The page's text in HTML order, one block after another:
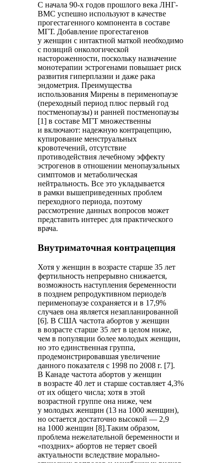
С начала 90-х годов прошлого века ЛНГ-
ВМС успешно используют в качестве
прогестагенного компонента в составе
МГТ. Добавление прогестагенов
у женщин с интактной маткой необходимо
с позиций онкологической
настороженности, поскольку назначение
монотерапии эстрогенами повышает риск
развития гиперплазии и даже рака
эндометрия. Преимущества
использования Мирены в перименопаузе
(переходный период плюс первый год
постменопаузы) и ранней постменопаузы
[1] в составе МГТ множественны
и включают: надежную контрацепцию,
купирование менструальных
кровотечений, отсутствие
противодействия лечебному эффекту
эстрогенов в отношении менопаузальных
симптомов и метаболическая
нейтральность. Все это укладывается
в рамки вышеприведенных проблем
переходного периода, поэтому
рассмотрение данных вопросов может
представить интерес для практического
врача.
Внутриматочная контрацепция
Хотя у женщин в возрасте старше 35 лет
фертильность непрерывно снижается,
возможность наступления беременности
в позднем репродуктивном периоде/в
перименопаузе сохраняется и в 17,9%
случаев она является незапланированной
[6]. В США частота абортов у женщин
в возрасте старше 35 лет в целом ниже,
чем в популяции более молодых женщин,
но это единственная группа,
продемонстрировавшая увеличение
данного показателя с 1998 по 2008 г. [7].
В Канаде частота абортов у женщин
в возрасте 40 лет и старше составляет 4,3%
от их общего числа; хотя в этой
возрастной группе она ниже, чем
у молодых женщин (13 на 1000 женщин),
но остается достаточно высокой — 2,9
на 1000 женщин [8].Таким образом,
проблема нежелательной беременности и
«поздних» абортов не теряет своей
актуальности вследствие морально-